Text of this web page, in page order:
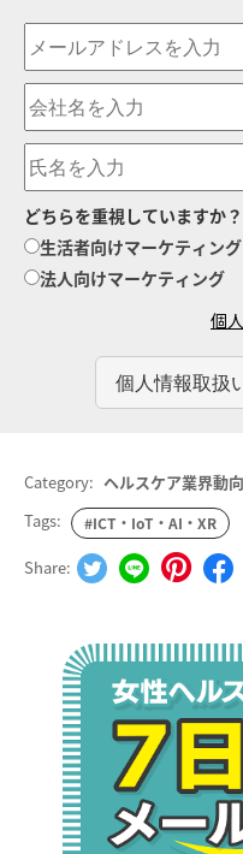
どちらを重視していますか？
生活者向けマーケティング
法人向けマーケティング
個
Category: ヘルスケア業界動向
Tags:
#ICT・IoT・AI・XR
Share: